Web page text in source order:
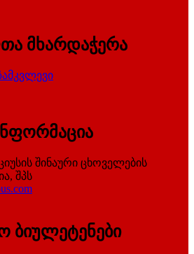
მხარდაჭერა
შინაური ცხოველების
შპს
ბიულეტენები